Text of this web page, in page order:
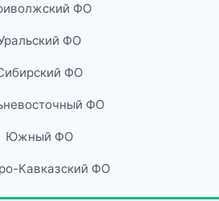
ФО
ФО
ФО
ФО
Южный ФО
Кавказский ФО